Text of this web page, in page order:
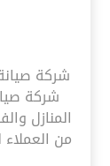
شركة
المنازل
من